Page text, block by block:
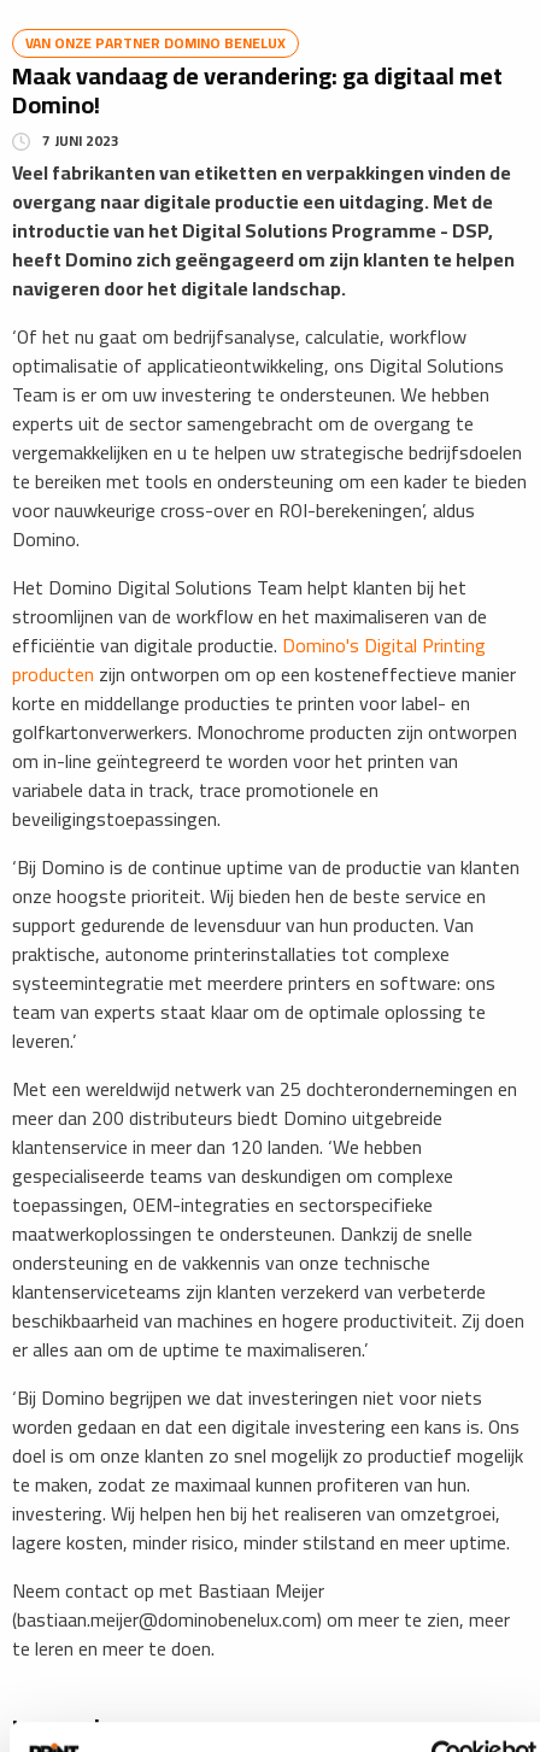
VAN ONZE PARTNER DOMINO BENELUX
Maak vandaag de verandering: ga digitaal met
Domino!
7 JUNI 2023
Veel fabrikanten van etiketten en verpakkingen vinden de
overgang naar digitale productie een uitdaging. Met de
introductie van het Digital Solutions Programme - DSP,
heeft Domino zich geëngageerd om zijn klanten te helpen
navigeren door het digitale landschap.
‘Of het nu gaat om bedrijfsanalyse, calculatie, workflow
optimalisatie of applicatieontwikkeling, ons Digital Solutions
Team is er om uw investering te ondersteunen. We hebben
experts uit de sector samengebracht om de overgang te
vergemakkelijken en u te helpen uw strategische bedrijfsdoelen
te bereiken met tools en ondersteuning om een kader te bieden
voor nauwkeurige cross-over en ROI-berekeningen’, aldus
Domino.
Het Domino Digital Solutions Team helpt klanten bij het
stroomlijnen van de workflow en het maximaliseren van de
efficiëntie van digitale productie. Domino's Digital Printing
producten zijn ontworpen om op een kosteneffectieve manier
korte en middellange producties te printen voor label- en
golfkartonverwerkers. Monochrome producten zijn ontworpen
om in-line geïntegreerd te worden voor het printen van
variabele data in track, trace promotionele en
beveiligingstoepassingen.
‘Bij Domino is de continue uptime van de productie van klanten
onze hoogste prioriteit. Wij bieden hen de beste service en
support gedurende de levensduur van hun producten. Van
praktische, autonome printerinstallaties tot complexe
systeemintegratie met meerdere printers en software: ons
team van experts staat klaar om de optimale oplossing te
leveren.’
Met een wereldwijd netwerk van 25 dochterondernemingen en
meer dan 200 distributeurs biedt Domino uitgebreide
klantenservice in meer dan 120 landen. ‘We hebben
gespecialiseerde teams van deskundigen om complexe
toepassingen, OEM-integraties en sectorspecifieke
maatwerkoplossingen te ondersteunen. Dankzij de snelle
ondersteuning en de vakkennis van onze technische
klantenserviceteams zijn klanten verzekerd van verbeterde
beschikbaarheid van machines en hogere productiviteit. Zij doen
er alles aan om de uptime te maximaliseren.’
‘Bij Domino begrijpen we dat investeringen niet voor niets
worden gedaan en dat een digitale investering een kans is. Ons
doel is om onze klanten zo snel mogelijk zo productief mogelijk
te maken, zodat ze maximaal kunnen profiteren van hun.
investering. Wij helpen hen bij het realiseren van omzetgroei,
lagere kosten, minder risico, minder stilstand en meer uptime.
Neem contact op met Bastiaan Meijer
(bastiaan.meijer@dominobenelux.com) om meer te zien, meer
te leren en meer te doen.
Lees ook